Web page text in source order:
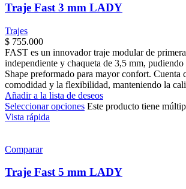
Traje Fast 3 mm LADY
Trajes
$ 755.000
FAST es un innovador traje modular de
independiente y chaqueta de 3,5 mm,
Shape preformado para mayor confort. Cuenta
comodidad y la flexibilidad, manteniendo la
Añadir a la lista de deseos
Seleccionar opciones Este producto tiene
Vista rápida
Comparar
Traje Fast 5 mm LADY